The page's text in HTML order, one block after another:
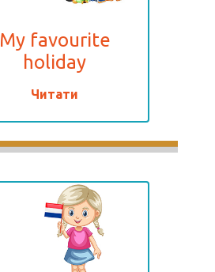
My favourite
holiday
Читати